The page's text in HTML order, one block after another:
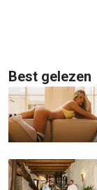
Best gelezen